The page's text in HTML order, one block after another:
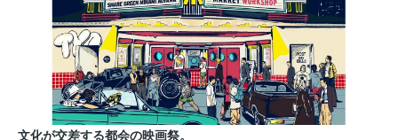
文化が交差する都会の映画祭。